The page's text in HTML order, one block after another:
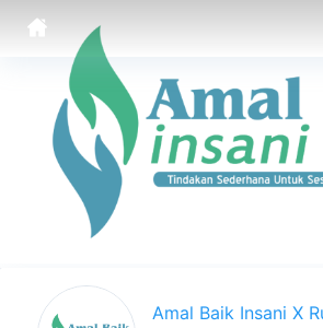
Amal Baik Insani X Ruang Kita
Amal Baik Insani X